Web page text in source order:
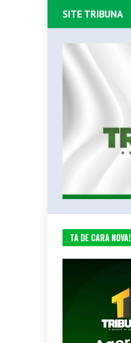
SITE TRIBUNA
TA DE CARA NOVA!